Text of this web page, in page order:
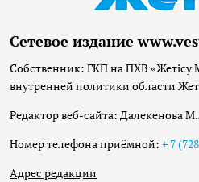
Сетевое издание
Собственник: ГКП на ПХВ «Жетісу
внутренней политики области
Редактор веб-сайта: Далекенова
Номер телефона приёмной: + 7
Адрес редакции